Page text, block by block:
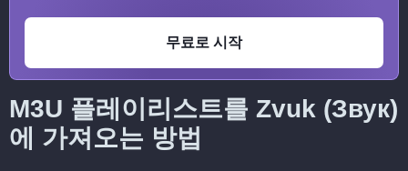
무료로 시작
M3U 플레이리스트를 Zvuk (Звук)
에 가져오는 방법